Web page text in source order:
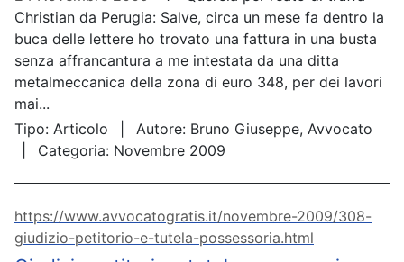
Christian da Perugia: Salve, circa un mese fa dentro la
buca delle lettere ho trovato una fattura in una busta
senza affrancantura a me intestata da una ditta
metalmeccanica della zona di euro 348, per dei lavori
mai...
Tipo: Articolo Autore: Bruno Giuseppe, Avvocato
Categoria: Novembre 2009
https://www.avvocatogratis.it/novembre-2009/308-
giudizio-petitorio-e-tutela-possessoria.html